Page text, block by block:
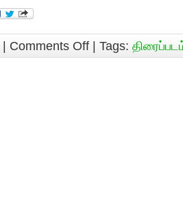
| Comments Off | Tags: